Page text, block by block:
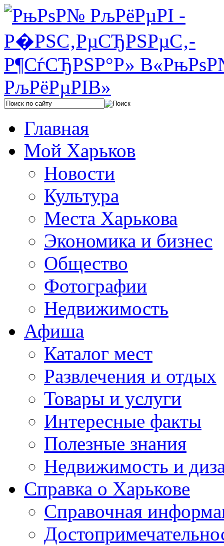
Главная
Мой Харьков
Новости
Культура
Места Харькова
Экономика и бизнес
Общество
Фотографии
Недвижимость
Афиша
Каталог мест
Развлечения и отдых
Товары и услуги
Интересные факты
Полезные знания
Недвижимость и
Справка о Харькове
Справочная